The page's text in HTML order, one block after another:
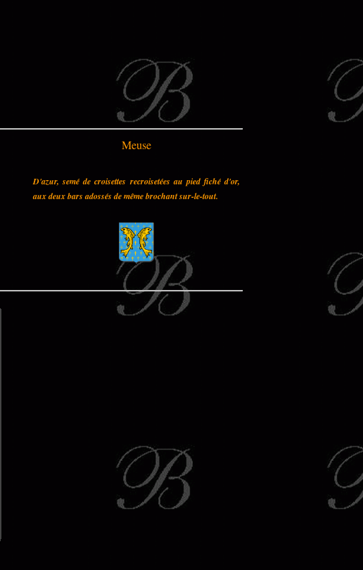
Meuse
D'azur, semé de croisettes recroisetées au pied fiché d'or,
aux deux bars adossés de même brochant sur-le-tout.